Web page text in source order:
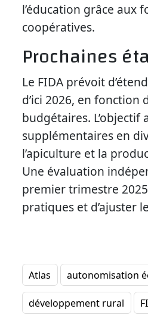
l’éducation grâce aux
coopératives.
Prochaines
Le FIDA prévoit
d’ici 2026, en
budgétaires. L’objectif
supplémentaires en
l’apiculture et la
Une évaluation
premier trimestre
pratiques et d’ajuster
Atlas autonomisation
développement rural